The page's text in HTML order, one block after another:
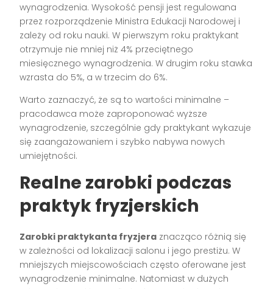
wynagrodzenia. Wysokość pensji jest regulowana
przez rozporządzenie Ministra Edukacji Narodowej i
zależy od roku nauki. W pierwszym roku praktykant
otrzymuje nie mniej niż 4% przeciętnego
miesięcznego wynagrodzenia. W drugim roku stawka
wzrasta do 5%, a w trzecim do 6%.
Warto zaznaczyć, że są to wartości minimalne –
pracodawca może zaproponować wyższe
wynagrodzenie, szczególnie gdy praktykant wykazuje
się zaangażowaniem i szybko nabywa nowych
umiejętności.
Realne zarobki podczas
praktyk fryzjerskich
Zarobki praktykanta fryzjera znacząco różnią się
w zależności od lokalizacji salonu i jego prestiżu. W
mniejszych miejscowościach często oferowane jest
wynagrodzenie minimalne. Natomiast w dużych